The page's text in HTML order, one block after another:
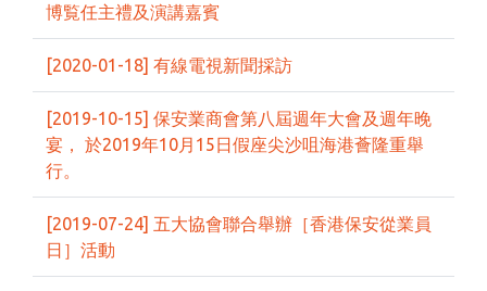
博覧任主禮及演講嘉賓
[2020-01-18] 有線電視新聞採訪
[2019-10-15] 保安業商會第八屆週年大會及週年晚
宴， 於2019年10月15日假座尖沙咀海港薈隆重舉
行。
[2019-07-24] 五大協會聯合舉辦［香港保安從業員
日］活動